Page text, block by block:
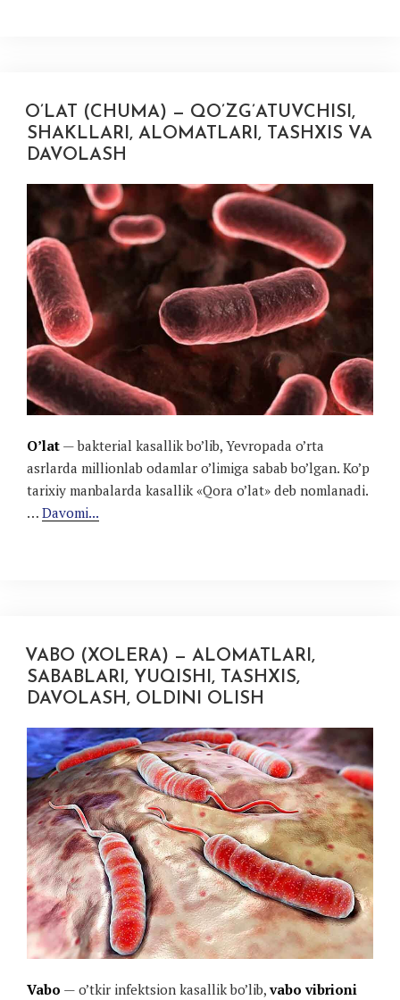
O’LAT (CHUMA) — QO’ZG’ATUVCHISI,
SHAKLLARI, ALOMATLARI, TASHXIS VA
DAVOLASH
O’lat — bakterial kasallik bo’lib, Yevropada o’rta
asrlarda millionlab odamlar o’limiga sabab bo’lgan. Ko’p
tarixiy manbalarda kasallik «Qora o’lat» deb nomlanadi.
… Davomi...
VABO (XOLERA) — ALOMATLARI,
SABABLARI, YUQISHI, TASHXIS,
DAVOLASH, OLDINI OLISH
Vabo — o’tkir infektsion kasallik bo’lib,vabo vibrioni